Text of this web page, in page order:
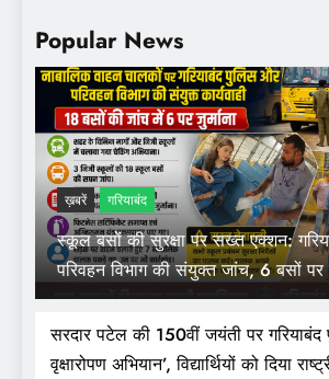
Popular News
ख़बरें गरियाबंद
स्कूल बसों की सुरक्षा पर सख्त एक्शन:
परिवहन विभाग की संयुक्त जांच, 6 बसों पर
सरदार पटेल की 150वीं जयंती पर
वृक्षारोपण अभियान’, विद्यार्थियों को दिया
सुशासन कार्यक्रम दुर्घटना – घायल
आयुष्मान योजना का लाभ, प्रशासन
आर्थिक मदद